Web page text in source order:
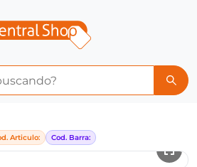
| Central
Articulo: Cod. Barra: